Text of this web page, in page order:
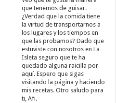
que tenemos de guisar.
¿Verdad que la comida tiene
la virtud de transportarnos a
los lugares y los tiempos en
que las probamos? Dado que
estuviste con nosotros en La
Isleta seguro que te ha
quedado alguna raicilla por
aquí. Espero que sigas
visitando la página y haciendo
mis recetas. Otro saludo para
ti, Afi.